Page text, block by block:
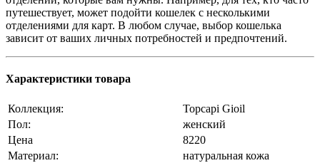
путешествует, может подойти кошелек с несколькими
отделениями для карт. В любом случае, выбор кошелька
зависит от ваших личных потребностей и предпочтений.
Характеристики товара
Коллекция:
Topcapi Gioil
Пол:
женский
Цена
8220
Материал:
натуральная кожа
❄